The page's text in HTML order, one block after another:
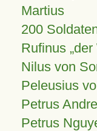
Martius
200
Rufinus
Nilus von
Peleusius
Petrus
Petrus